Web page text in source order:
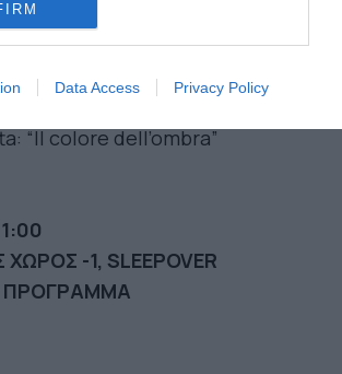
Data Access Privacy Policy
2030: Μια σύντομη διάλεξη
lecture)
“Il colore dell’ombra”
-1, SLEEPOVER
ΠΡΟΓΡΑΜΜΑ